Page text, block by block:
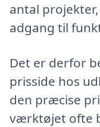
antal
adgang til
Det er derfor
prisside hos
den præcise
værktøjet ofte